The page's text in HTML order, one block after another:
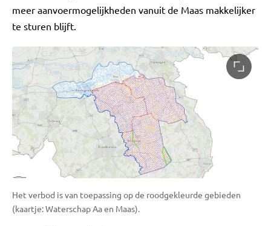
meer aanvoermogelijkheden vanuit de Maas makkelijker
te sturen blijft.
Het verbod is van toepassing op de roodgekleurde gebieden
(kaartje: Waterschap Aa en Maas).